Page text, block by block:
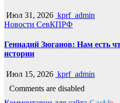
Июл 31, 2026 kprf_admin
Новости СевКПРФ
Геннадий Зюганов: Нам есть
истории
Июл 15, 2026 kprf_admin
Comments are disabled